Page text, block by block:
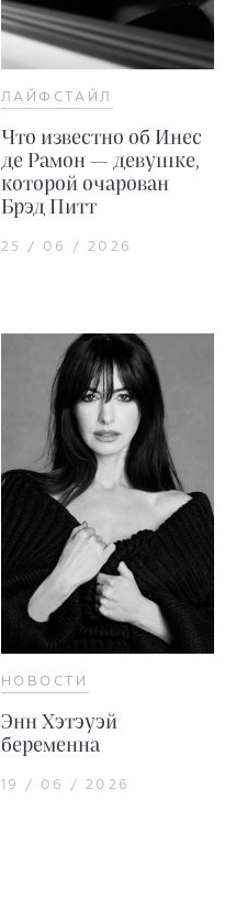
ЛАЙФСТАЙЛ
Что известно об Инес
де Рамон — девушке,
которой очарован
Брэд Питт
25 / 06 / 2026
НОВОСТИ
Энн Хэтэуэй
беременна
19 / 06 / 2026